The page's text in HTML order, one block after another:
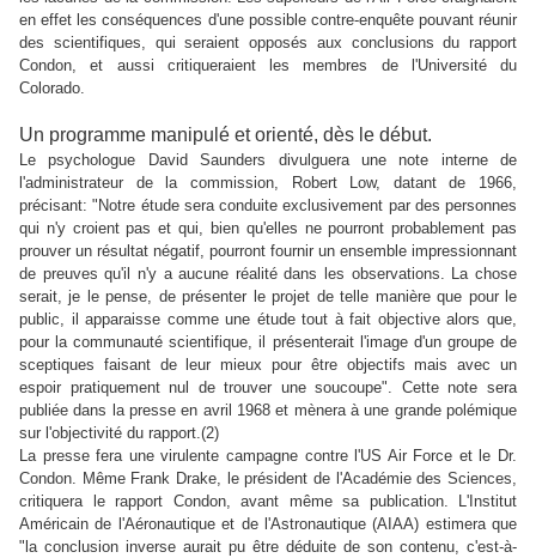
en effet les conséquences d'une possible contre-enquête pouvant réunir
des scientifiques, qui seraient opposés aux conclusions du rapport
Condon, et aussi critiqueraient les membres de l'Université du
Colorado.
Un programme manipulé et orienté, dès le début.
Le psychologue David Saunders divulguera une note interne de
l'administrateur de la commission, Robert Low, datant de 1966,
précisant: "Notre étude sera conduite exclusivement par des personnes
qui n'y croient pas et qui, bien qu'elles ne pourront probablement pas
prouver un résultat négatif, pourront fournir un ensemble impressionnant
de preuves qu'il n'y a aucune réalité dans les observations. La chose
serait, je le pense, de présenter le projet de telle manière que pour le
public, il apparaisse comme une étude tout à fait objective alors que,
pour la communauté scientifique, il présenterait l'image d'un groupe de
sceptiques faisant de leur mieux pour être objectifs mais avec un
espoir pratiquement nul de trouver une soucoupe". Cette note sera
publiée dans la presse en avril 1968 et mènera à une grande polémique
sur l'objectivité du rapport.(2)
La presse fera une virulente campagne contre l'US Air Force et le Dr.
Condon. Même Frank Drake, le président de l'Académie des Sciences,
critiquera le rapport Condon, avant même sa publication. L'Institut
Américain de l'Aéronautique et de l'Astronautique (AIAA) estimera que
"la conclusion inverse aurait pu être déduite de son contenu, c'est-à-